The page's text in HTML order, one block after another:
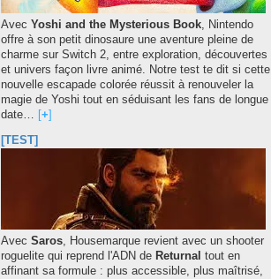
Avec Yoshi and the Mysterious Book, Nintendo
offre à son petit dinosaure une aventure pleine de
charme sur Switch 2, entre exploration, découvertes
et univers façon livre animé. Notre test te dit si cette
nouvelle escapade colorée réussit à renouveler la
magie de Yoshi tout en séduisant les fans de longue
date… [+]
[TEST]
Avec Saros, Housemarque revient avec un shooter
roguelite qui reprend l'ADN de Returnal tout en
affinant sa formule : plus accessible, plus maîtrisé,